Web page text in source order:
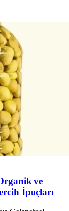
ve
İpuçları